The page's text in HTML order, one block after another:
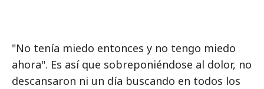
"No tenía miedo entonces y no tengo miedo
ahora". Es así que sobreponiéndose al dolor, no
descansaron ni un día buscando en todos los